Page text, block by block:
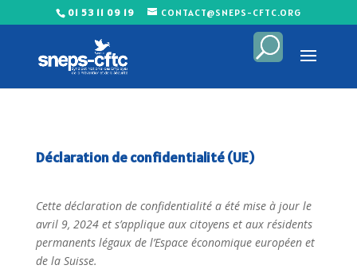
01 53 11 09 19 CONTACT@SNEPS-CFTC.ORG
Déclaration de confidentialité (UE)
Cette déclaration de confidentialité a été mise à jour le
avril 9, 2024 et s’applique aux citoyens et aux résidents
permanents légaux de l’Espace économique européen et
de la Suisse.